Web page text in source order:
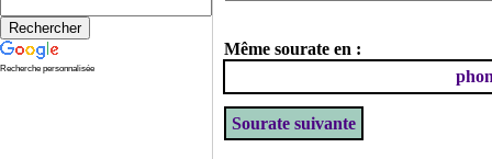
Recherche personnalisée
Même sourate en :
Sourate suivante